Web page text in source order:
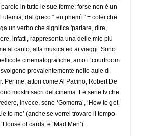
in tutte le sue forme: forse non è un
dal greco “ eu phemì ” = colei che
un verbo che significa 'parlare, dire,
infatti, rappresenta una delle mie più
al canto, alla musica ed ai viaggi. Sono
cinematografiche, amo i ‘courtroom
svolgono prevalentemente nelle aule di
Per me, attori come Al Pacino, Robert De
mostri sacri del cinema. Le serie tv che
invece, sono ‘Gomorra’, ‘How to get
to me’ (anche se vorrei trovare il tempo
of cards’ e ‘Mad Men’).